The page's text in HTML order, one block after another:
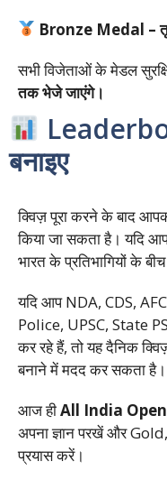
Bronze Medal –
सभी विजेताओं के मेडल
तक भेजे जाएंगे।
बनाइए
क्विज़ पूरा करने के बाद
किया जा सकता है। यदि
भारत के प्रतिभागियों के
यदि आप NDA, CDS,
Police, UPSC, State
कर रहे हैं, तो यह दैनिक
बनाने में मदद कर सकता है।
आज हीAll India
अपना ज्ञान परखें और
प्रयास करें।